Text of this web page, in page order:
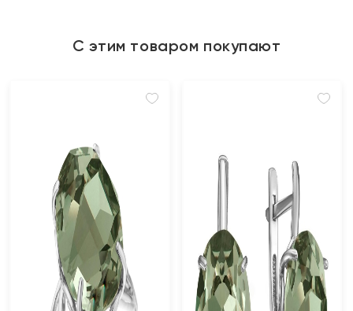
С этим товаром покупают